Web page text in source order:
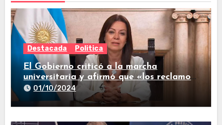
Destacada Politica
El Gobierno criticó a la marcha
universitaria y afirmó que «los reclamos
están todos resueltos»
01/10/2024